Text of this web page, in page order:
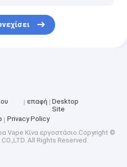
επαφή
Desktop
Site
Privacy Policy
Vape Κίνα εργοστάσιο.Copyright ©
All Rights Reserved.